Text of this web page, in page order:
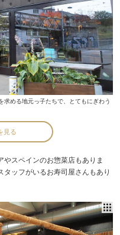
求める地元っ子たちで、とてもにぎわう
見る
スペインのお惣菜店もありま
ッフがいるお寿司屋さんもあり